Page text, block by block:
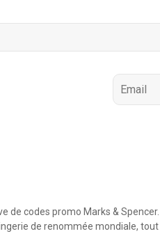
de codes promo Marks & Spencer.
de renommée mondiale, tout